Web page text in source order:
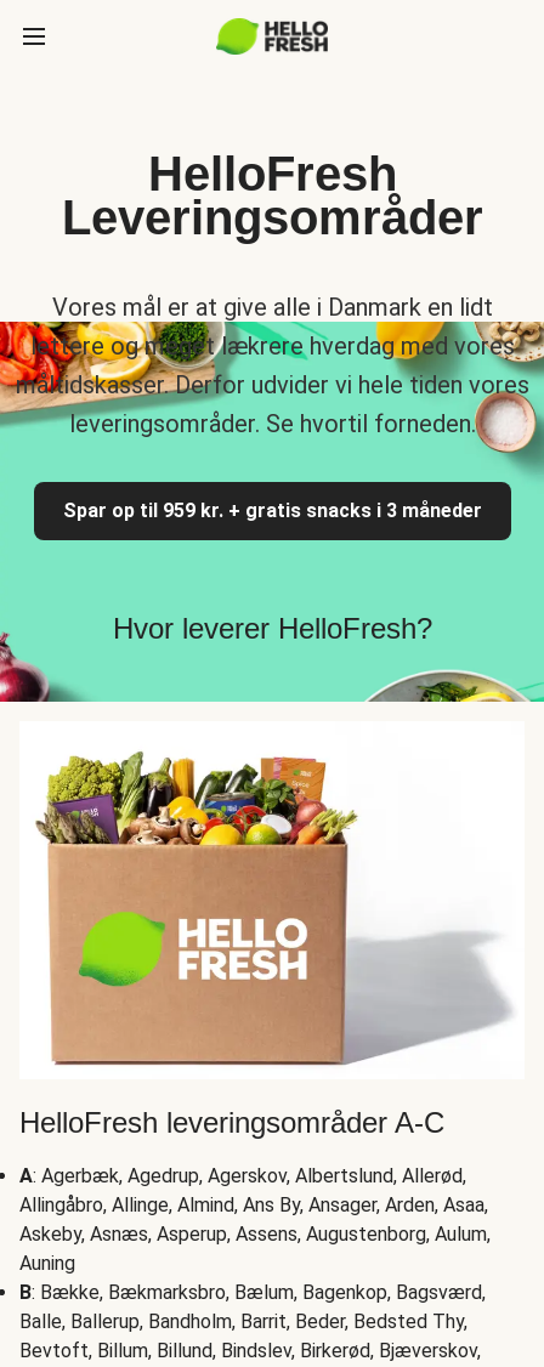
HelloFresh
Leveringsområder
Vores mål er at give alle i Danmark en lidt
lettere og meget lækrere hverdag med vores
måltidskasser. Derfor udvider vi hele tiden vores
leveringsområder. Se hvortil forneden.
Spar op til 959 kr. + gratis snacks i 3 måneder
Hvor leverer HelloFresh?
HelloFresh leveringsområder A-C
A: Agerbæk, Agedrup, Agerskov, Albertslund, Allerød,
Allingåbro, Allinge, Almind, Ans By, Ansager, Arden, Asaa,
Askeby, Asnæs, Asperup, Assens, Augustenborg, Aulum,
Auning
B: Bække, Bækmarksbro, Bælum, Bagenkop, Bagsværd,
Balle, Ballerup, Bandholm, Barrit, Beder, Bedsted Thy,
Bevtoft, Billum, Billund, Bindslev, Birkerød, Bjæverskov,